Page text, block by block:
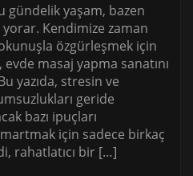
gündelik yaşam, bazen
Kendimize zaman
özgürleşmek için
masaj yapma sanatını
yazıda, stresin ve
geride
bazı ipuçları
için sadece birkaç
rahatlatıcı bir […]